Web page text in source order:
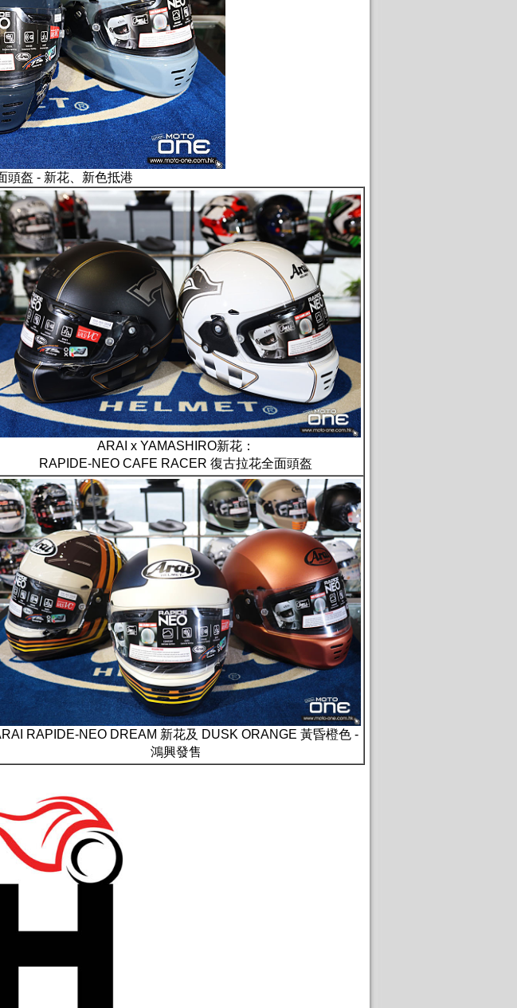
頭盔 - 新花、新色抵港
ARAI x YAMASHIRO新花：
RAPIDE-NEO CAFE RACER 復古拉花全面頭盔
RAPIDE-NEO DREAM 新花及 DUSK ORANGE 黃昏橙色 -
鴻興發售